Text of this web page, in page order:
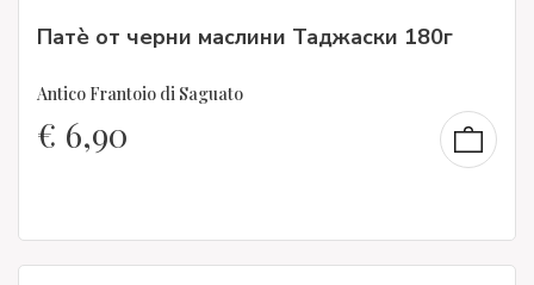
Патè от черни маслини Таджаски 180г
Antico Frantoio di Saguato
€ 6,90